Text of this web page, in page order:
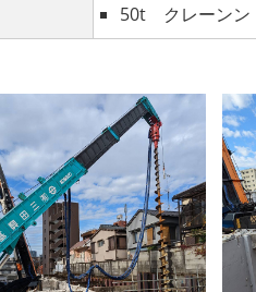
50t クレーンン